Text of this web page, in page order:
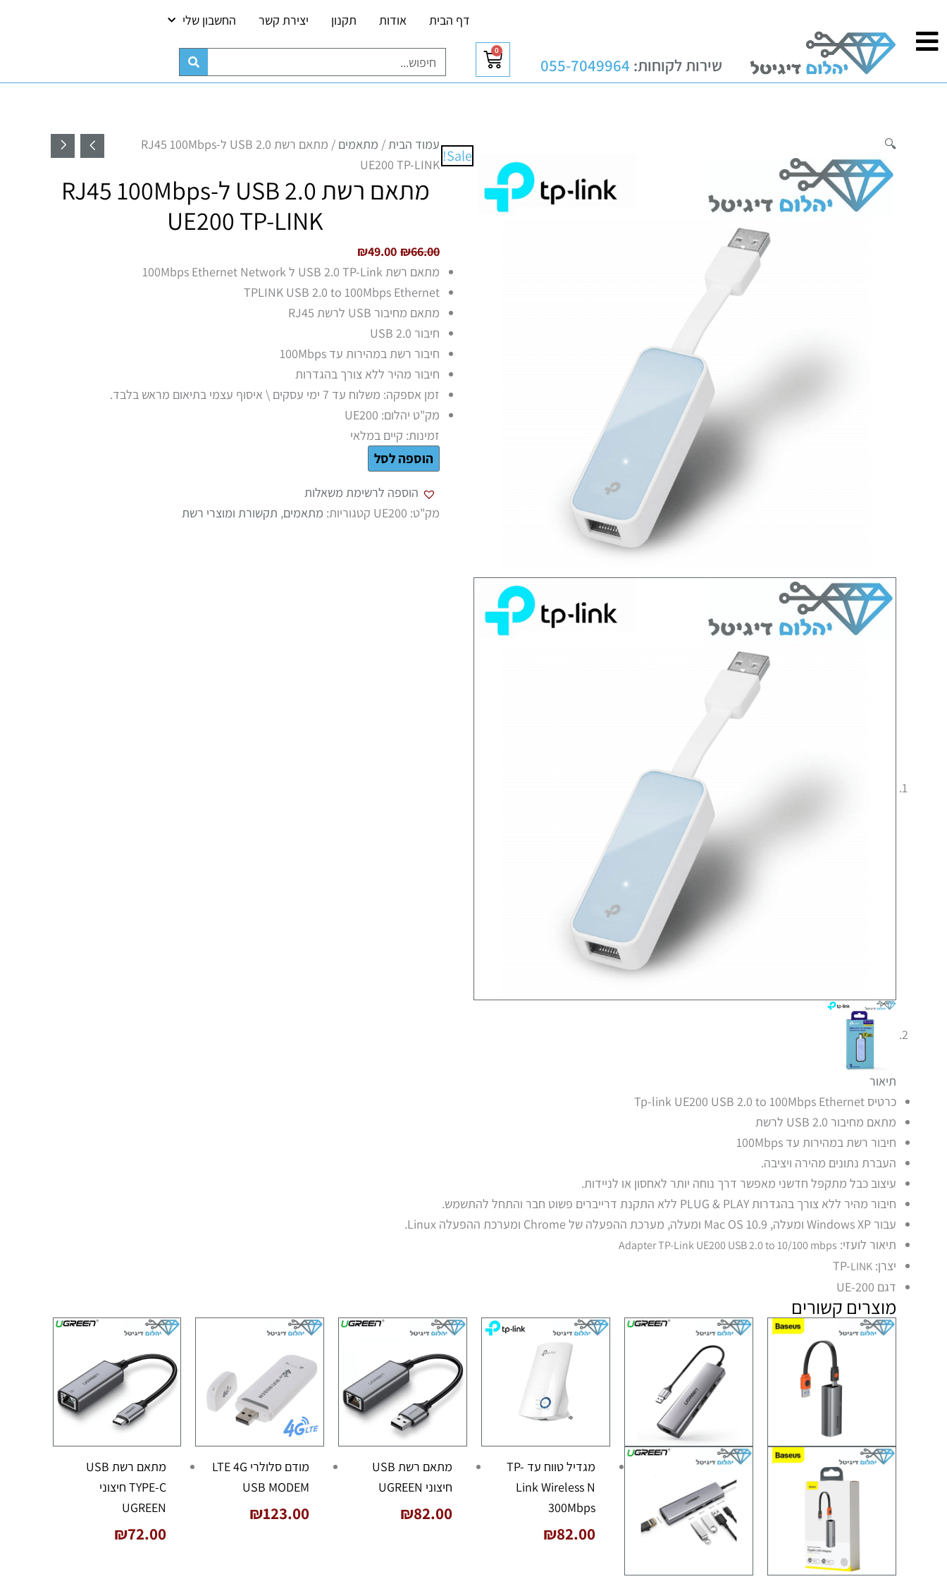
לתוכן
שירות לקוחות: 055-7049964
0
עגלת
קניות
דף הבית אודות תקנון יצירת קשר החשבון שלי
חיפוש
Sale!
🔍 עמוד הבית/ מתאמים
/ מתאם רשת USB 2.0 ל-RJ45 100Mbps
UE200 TP-LINK
מתאם רשת USB 2.0 ל-RJ45 100Mbps
UE200 TP-LINK
₪66.00
המחיר
המקורי
היה:
₪66.00.
₪49.00
המחיר
הוא:
₪49.00.
מתאם רשת USB 2.0 TP-Link ל 100Mbps Ethernet Network
TPLINK USB 2.0 to 100Mbps Ethernet
מתאם מחיבור USB לרשת RJ45
חיבור USB 2.0
חיבור רשת במהירות עד 100Mbps
חיבור מהיר ללא צורך בהגדרות
זמן אספקה: משלוח עד 7 ימי עסקים \ איסוף עצמי בתיאום מראש בלבד.
מק"ט יהלום: UE200
זמינות: קיים במלאי
הוספה לסל
הוספה לרשימת משאלות
מק"ט: UE200 קטגוריות: מתאמים, תקשורת ומוצרי רשת
תיאור
כרטיס Tp-link UE200
USB 2.0 to 100Mbps Ethernet
מתאם מחיבור 2.0
USB לרשת
חיבור רשת במהירות עד 100Mbps
העברת נתונים מהירה ויציבה.
עיצוב כבל מתקפל חדשני מאפשר דרך נוחה יותר לאחסון או לניידות.
חיבור מהיר ללא צורך בהגדרות PLUG & PLAY ללא התקנת דרייברים פשוט חבר והתחל להתשמש.
עבור Windows XP ומעלה, Mac OS 10.9 ומעלה, מערכת ההפעלה של Chrome ומערכת ההפעלה Linux.
תיאור לועזי: Adapter TP-Link UE200 USB 2.0 to 10/100 mbps
יצרן: TP- LINK
דגם UE-200
מוצרים קשורים
מגדיל טווח עד TP-
Link Wireless N
300Mbps
₪82.00
מתאם רשת USB
חיצוני UGREEN
₪82.00
מודם סלולרי LTE 4G
USB MODEM
₪123.00
מתאם רשת USB
TYPE-C חיצוני
UGREEN
₪72.00